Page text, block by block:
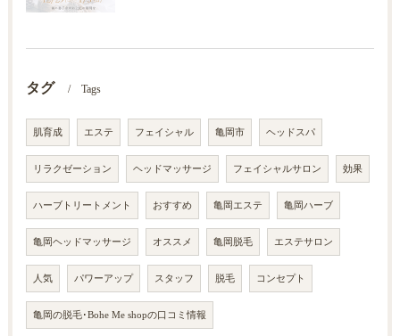
タグ Tags
肌育成 エステ フェイシャル 亀岡市 ヘッドスパ
リラクゼーション ヘッドマッサージ フェイシャルサロン 効果
ハーブトリートメント おすすめ 亀岡エステ 亀岡ハーブ
亀岡ヘッドマッサージ オススメ 亀岡脱毛 エステサロン
人気 パワーアップ スタッフ 脱毛 コンセプト
亀岡の脱毛･Bohe Me shopの口コミ情報